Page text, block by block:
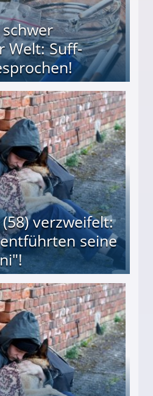
Welt: Suff-
verzweifelt:
seine